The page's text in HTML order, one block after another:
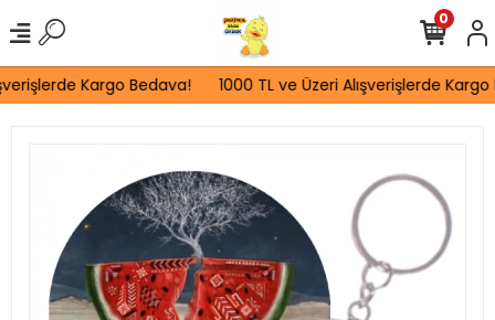
Kargo Bedava! 1000 TL ve Üzeri Alışverişlerde Kargo
0